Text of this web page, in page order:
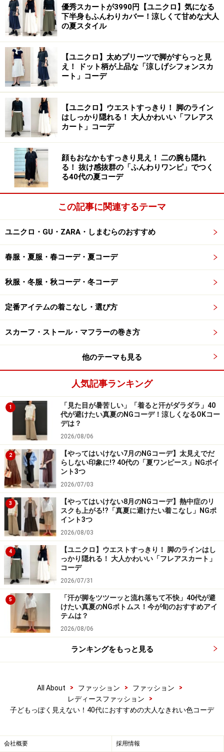
シワ加工のオレンジパンツは、あか抜けて見えてはき心地も
楽チン！ 出典：WEAR
オレンジも春夏らしく、見ているだけで元気が出るビタ
ミンカラー。洋服で取り入れるなら、テラコッタオレン
ジなど、少しくすみ感のある色合いが今年らしく一押し
です。きれい色の中でも、オレンジは特にヘルシーなイ
メージなので、健康的ではつらつとした印象に見せたい
人にもぴったりです。
今季はシワ加工がされたようなパンツやスカートも多く
出ており、おうち時間の長い今も楽チンではきやすいと
人気があるのですが、そんなカジュアルなボトムスにも
オレンジは多く取り入れられています。楽チンアイテム
こそ、ベーシック色ではなくきれい色で取り入れるとお
しゃれ度もアップするのでおすすめですよ。
すこしトーンを落としたくすみオレンジは、黒や紺など
のダークカラーに合わせると落ち着いた印象になります
たブラウン系と合わせると、こなれた今っぽいイメージ
に仕上がります。
3. 明るくパキッとしたブルーで洗練された
印象に
パキッとした明るいブルーはコーデの鮮度を上げてくれま
す 出典：WEAR
水色のような淡いブルーから、くすんだブルーまで、い
ろんなトーンのブルーがありますが、パキッとした明度
の高いブルーは、特に40代の女性の春夏コーデに一押
し。爽やかで清潔感のあるカラーなので、カラーコーデ
に慣れていない人でも取り入れやすく、この一色を取り
入れるだけでコーデの鮮度が上がります。
パキッとしたブルーは、40代の女性に人気の高いニュア
ンスカラーとも相性よし。グレーとベージュを混ぜたよ
うなグレージュと合わせても今っぽくなりますし、トレ
ンドのベージュ系と合わせても◎。また白やライトグレ
ー、シルバーなど明るくすっきりとした色味に合わせる
と都会的な印象に。寒色系なのでゆったりしたサイズ感
でもスマートに着られるのも大人の女性におすすめのポ
優秀スカートが3990円【ユニクロ】気になる
下半身もふんわりカバー！涼しくて甘めな大人
の夏スタイル
【ユニクロ】太めプリーツで脚がすらっと見
え！ ドット柄が上品な「涼しげシフォンスカ
ート」コーデ
【ユニクロ】ウエストすっきり！ 脚のライン
はしっかり隠れる！ 大人かわいい「フレアス
カート」コーデ
顔もおなかもすっきり見え！ 二の腕も隠れ
る！ 抜け感抜群の「ふんわりワンピ」でつく
る40代の夏コーデ
この記事に関連するテーマ
ユニクロ・GU・ZARA・しまむらのおすすめ
春服・夏服・春コーデ・夏コーデ
秋服・冬服・秋コーデ・冬コーデ
定番アイテムの着こなし・選び方
スカーフ・ストール・マフラーの巻き方
他のテーマも見る
人気記事ランキング
1
「見た目が暑苦しい」「着ると汗がダラダラ」40
代が避けたい真夏のNGコーデ！涼しくなるOKコー
デは？
2026/08/06
2
【やってはいけない7月のNGコーデ】太見えでだ
らしない印象に!? 40代の「夏ワンピース」NGポイ
ント3つ
2026/07/03
3
【やってはいけない8月のNGコーデ】熱中症のリ
スクも上がる!?「真夏に避けたい着こなし」NGポ
イント3つ
2026/08/03
4
【ユニクロ】ウエストすっきり！ 脚のラインはし
っかり隠れる！ 大人かわいい「フレアスカート」
コーデ
2026/07/31
5
「汗が脚をツツーッと流れ落ちて不快」40代が避
けたい真夏のNGボトムス！今が旬のおすすめアイ
テムは？
2026/08/06
ランキングをもっと見る
All About > ファッション > ファッション
>
レディースファッション
>
子どもっぽく見えない！40代におすすめの大人なきれい色コーデ
会社概要 採用情報